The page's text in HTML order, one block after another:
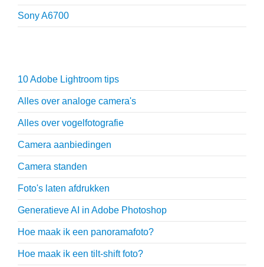
Sony A6700
10 Adobe Lightroom tips
Alles over analoge camera's
Alles over vogelfotografie
Camera aanbiedingen
Camera standen
Foto's laten afdrukken
Generatieve AI in Adobe Photoshop
Hoe maak ik een panoramafoto?
Hoe maak ik een tilt-shift foto?